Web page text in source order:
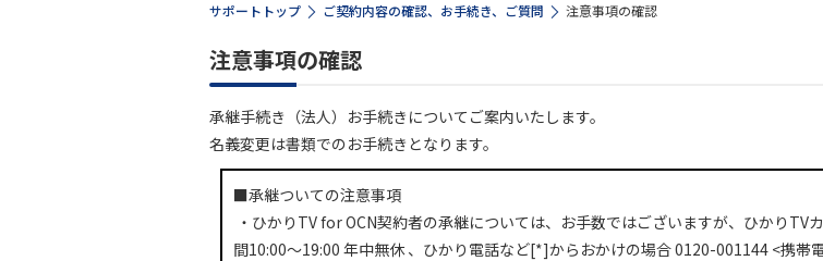
サポートトップ ご契約内容の確認、お手続き、ご質問 注意事項の確認
注意事項の確認
承継手続き（法人）お手続きについてご案内いたします。
名義変更は書類でのお手続きとなります。
■承継ついての注意事項
・ひかりTV for OCN契約者の承継については、お手数ではございますが、ひかりTV
間10:00～19:00 年中無休 、ひかり電話など[*]からおかけの場合 0120-001144 <携帯